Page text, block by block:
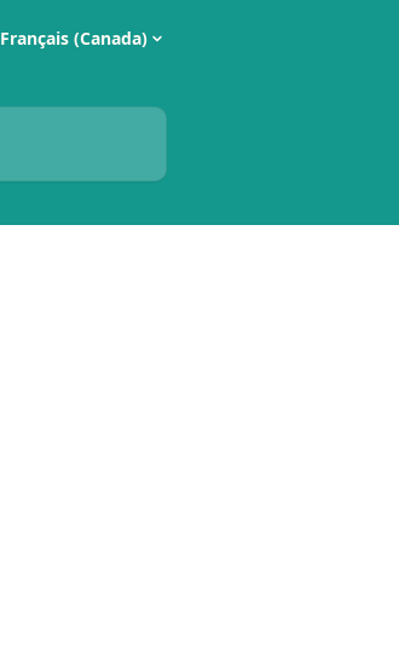
Français (Canada)